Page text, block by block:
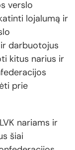
verslo
lojalumą ir
darbuotojus
kitus narius ir
prie
nariams ir
šiai